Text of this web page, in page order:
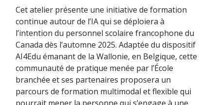
Cet atelier présente une initiative de formation
continue autour de l’IA qui se déploiera à
l’intention du personnel scolaire francophone du
Canada dès l’automne 2025. Adaptée du dispositif
AI4Edu émanant de la Wallonie, en Belgique, cette
communauté de pratique menée par l’École
branchée et ses partenaires proposera un
parcours de formation multimodal et flexible qui